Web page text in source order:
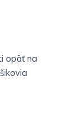
opäť na